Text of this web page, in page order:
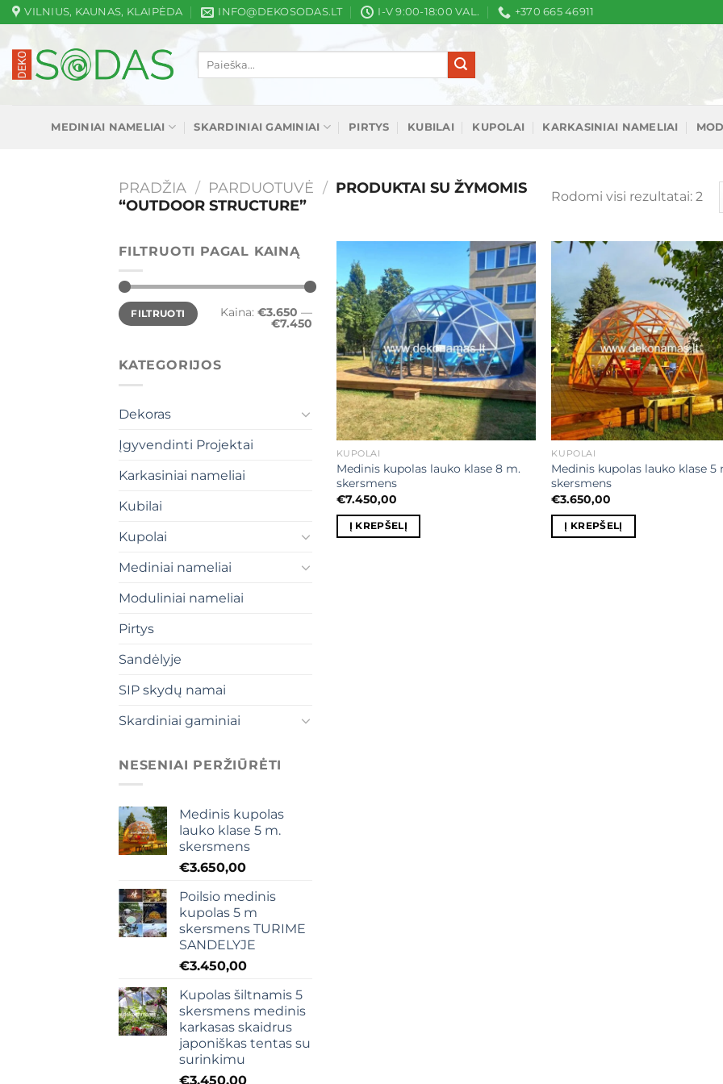
Skip
to
content
VILNIUS, KAUNAS, KLAIPĖDA INFO@DEKOSODAS.LT I-V 9:00-18:00 VAL. +370 665 46911
Ieškoti:
MEDINIAI NAMELIAI SKARDINIAI GAMINIAI PIRTYS KUBILAI KUPOLAI KARKASINIAI NAMELIAI
PRADŽIA / PARDUOTUVĖ / PRODUKTAI SU ŽYMOMIS
“OUTDOOR STRUCTURE”
Rodomi visi rezultatai: 2
FILTRUOTI PAGAL KAINĄ
Min
kaina
Maks
kaina
FILTRUOTI Kaina: €3.650 —
€7.450
KATEGORIJOS
Dekoras
Įgyvendinti Projektai
Karkasiniai nameliai
Kubilai
Kupolai
Mediniai nameliai
Moduliniai nameliai
Pirtys
Sandėlyje
SIP skydų namai
Skardiniai gaminiai
NESENIAI PERŽIŪRĖTI
Medinis kupolas
lauko klase 5 m.
skersmens
€3.650,00
Poilsio medinis
kupolas 5 m
skersmens TURIME
SANDELYJE
€3.450,00
Kupolas šiltnamis 5
skersmens medinis
karkasas skaidrus
japoniškas tentas su
surinkimu
€3.450,00
Mėgstamiausias
KUPOLAI
Medinis kupolas lauko klase 8 m.
skersmens
€7.450,00
Į KREPŠELĮ
KUPOLAI
Medinis kupolas lauko klase 5
skersmens
€3.650,00
Į KREPŠELĮ